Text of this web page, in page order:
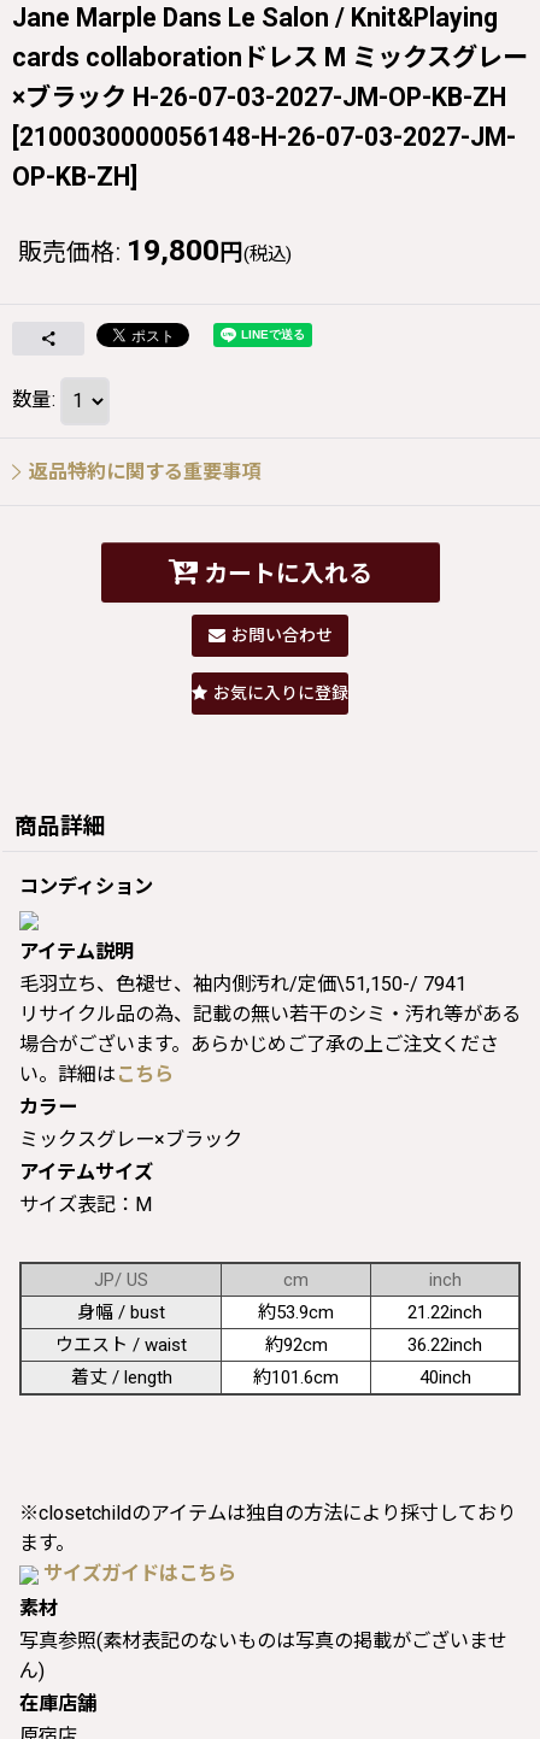
Jane Marple Dans Le Salon / Knit&Playing
cards collaborationドレス M ミックスグレー
×ブラック H-26-07-03-2027-JM-OP-KB-ZH
[2100030000056148-H-26-07-03-2027-JM-
OP-KB-ZH]
販売価格: 19,800 円 (税込)
数量:
返品特約に関する重要事項
カートに入れる
お問い合わせ
お気に入りに登録
商品詳細
コンディション
アイテム説明
毛羽立ち、色褪せ、袖内側汚れ/定価\51,150-/ 7941
リサイクル品の為、記載の無い若干のシミ・汚れ等がある
場合がございます。あらかじめご了承の上ご注文くださ
い。詳細は こちら
カラー
ミックスグレー×ブラック
アイテムサイズ
サイズ表記：M
JP/ US cm
inch
身幅 / bust
約53.9cm
21.22inch
ウエスト / waist
約92cm
36.22inch
着丈 / length
約101.6cm 40inch
※closetchildのアイテムは独自の方法により採寸しており
ます。
サイズガイドはこちら
素材
写真参照(素材表記のないものは写真の掲載がございませ
ん)
在庫店舗